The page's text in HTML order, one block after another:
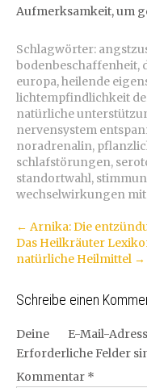
Aufmerksamkeit, um
Schlagwörter:
bodenbeschaffenheit,
europa,heilende
lichtempfindlichkeit
natürliche
nervensystem
noradrenalin,
schlafstörungen,
standortwahl,
wechselwirkungen
Artikel-
Navigation
← Arnika: Die
Das Heilkräuter
natürliche Heilmittel →
Schreibe einen
Deine E-Mail-
Erforderliche Felder
Kommentar *